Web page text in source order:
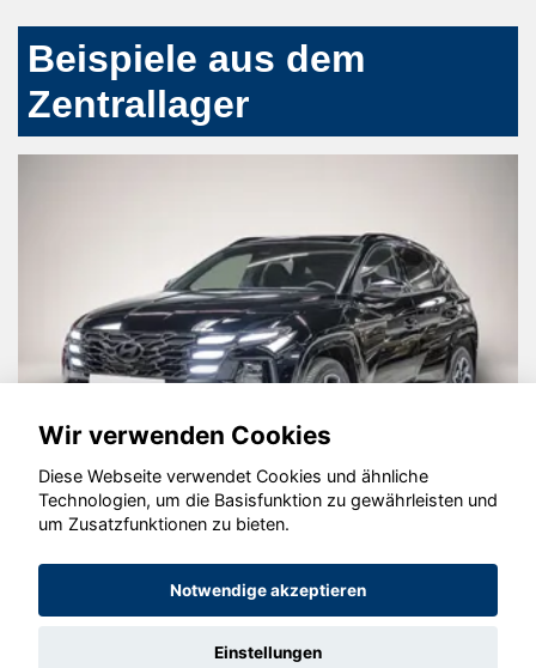
Beispiele aus dem
Zentrallager
Hyundai TUCSON
Wir verwenden Cookies
Diese Webseite verwendet Cookies und ähnliche
Technologien, um die Basisfunktion zu gewährleisten und
um Zusatzfunktionen zu bieten.
Notwendige akzeptieren
Einstellungen